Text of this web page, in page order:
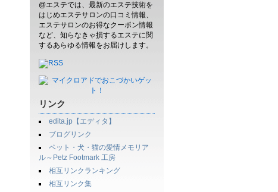
@エステでは、最新のエステ技術を
はじめエステサロンの口コミ情報、
エステサロンのお得なクーポン情報
など、知らなきゃ損するエステに関
するあらゆる情報をお届けします。
リンク
edita.jp【エディタ】
ブログリンク
ペット・犬・猫の愛情メモリア
ル～Petz Footmark 工房
相互リンクランキング
相互リンク集